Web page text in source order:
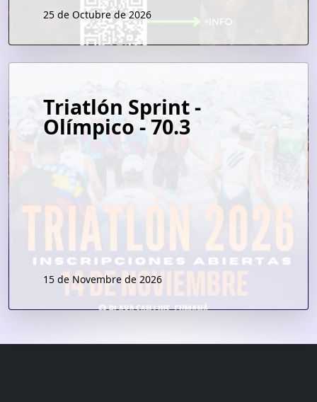
25 de Octubre de 2026
Triatlón Sprint -
Olímpico - 70.3
15 de Novembre de 2026